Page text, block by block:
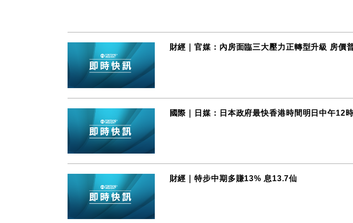
財經｜官媒：內房面臨三大壓力正轉型升級 房價
國際｜日媒：日本政府最快香港時間明日中午12
財經｜特步中期多賺13% 息13.7仙